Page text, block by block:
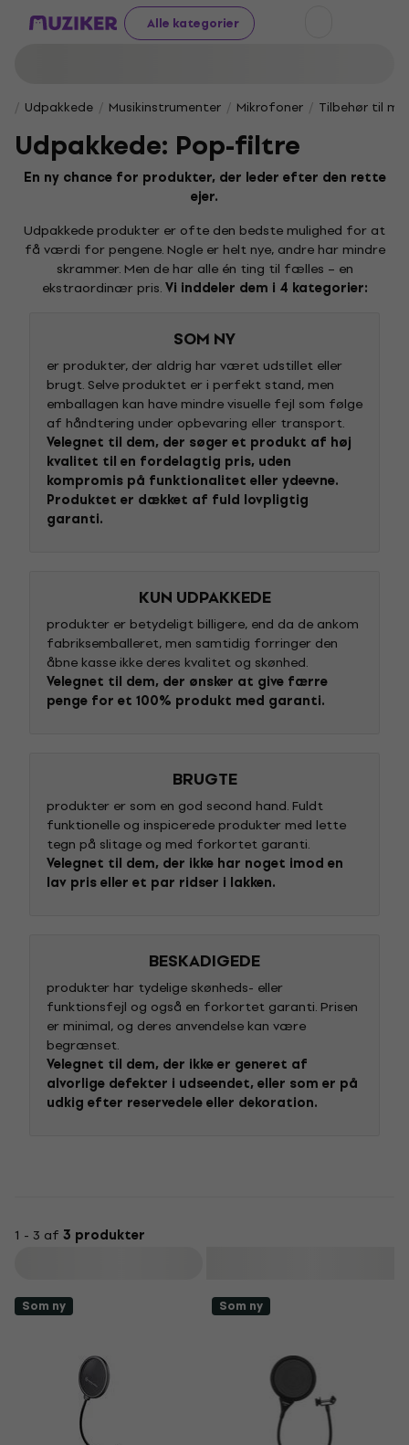
Alle kategorier
Udpakkede Musikinstrumenter Mikrofoner Tilbehør til
Udpakkede: Pop-filtre
En ny chance for produkter, der leder efter den rette
ejer.
Udpakkede produkter er ofte den bedste mulighed for at
få værdi for pengene. Nogle er helt nye, andre har mindre
skrammer. Men de har alle én ting til fælles – en
ekstraordinær pris.Vi inddeler dem i 4 kategorier:
SOM NY
er produkter, der aldrig har været udstillet eller
brugt. Selve produktet er i perfekt stand, men
emballagen kan have mindre visuelle fejl som følge
af håndtering under opbevaring eller transport.
Velegnet til dem, der søger et produkt af høj
kvalitet til en fordelagtig pris, uden
kompromis på funktionalitet eller ydeevne.
Produktet er dækket af fuld lovpligtig
garanti.
KUN UDPAKKEDE
produkter er betydeligt billigere, end da de ankom
fabriksemballeret, men samtidig forringer den
åbne kasse ikke deres kvalitet og skønhed.
Velegnet til dem, der ønsker at give færre
penge for et 100% produkt med garanti.
BRUGTE
produkter er som en god second hand. Fuldt
funktionelle og inspicerede produkter med lette
tegn på slitage og med forkortet garanti.
Velegnet til dem, der ikke har noget imod en
lav pris eller et par ridser i lakken.
BESKADIGEDE
produkter har tydelige skønheds- eller
funktionsfejl og også en forkortet garanti. Prisen
er minimal, og deres anvendelse kan være
begrænset.
Velegnet til dem, der ikke er generet af
alvorlige defekter i udseendet, eller som er på
udkig efter reservedele eller dekoration.
1 - 3 af 3 produkter
Som ny Som ny